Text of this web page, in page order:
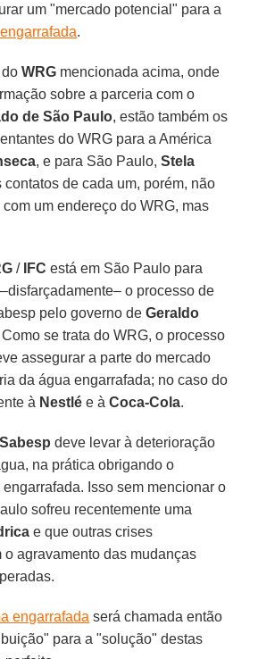
um "mercado potencial" para a
.
doWRG mencionada acima, onde
sobre a parceria com o
de São Paulo, estão também os
do WRG para a América
, e para São Paulo,Stela
contatos de cada um, porém, não
um endereço do WRG, mas
/ IFC está em São Paulo para
o processo de
pelo governo deGeraldo
se trata do WRG, o processo
assegurar a parte do mercado
da água engarrafada; no caso do
à Nestlé e àCoca-Cola.
Sabesp deve levar à deterioração
na prática obrigando o
Isso sem mencionar o
sofreu recentemente uma
e que outras crises
o agravamento das mudanças
engarrafada será chamada então
para a "solução" destas